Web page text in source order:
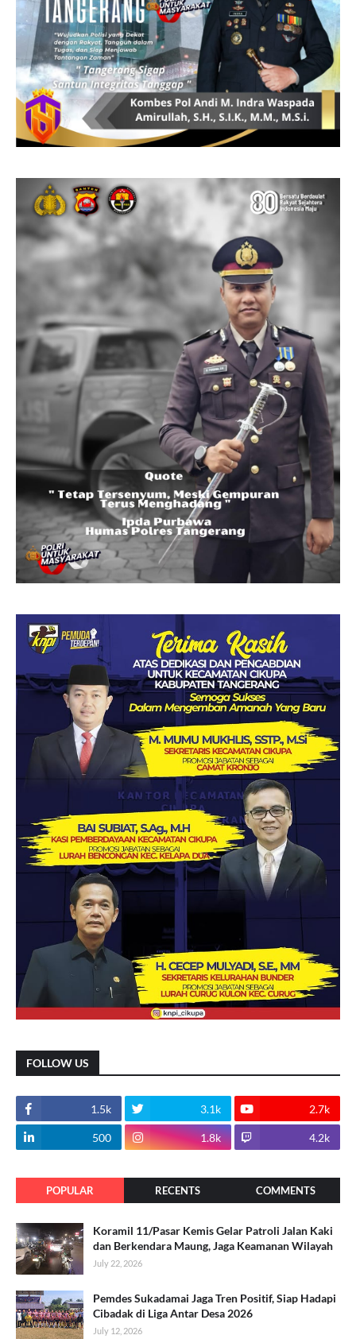
FOLLOW US
1.5k 3.1k 2.7k
500 1.8k 4.2k
POPULAR RECENTS COMMENTS
Koramil 11/Pasar Kemis Gelar Patroli Jalan Kaki
dan Berkendara Maung, Jaga Keamanan Wilayah
July 22, 2026
Pemdes Sukadamai Jaga Tren Positif, Siap Hadapi
Cibadak di Liga Antar Desa 2026
July 12, 2026